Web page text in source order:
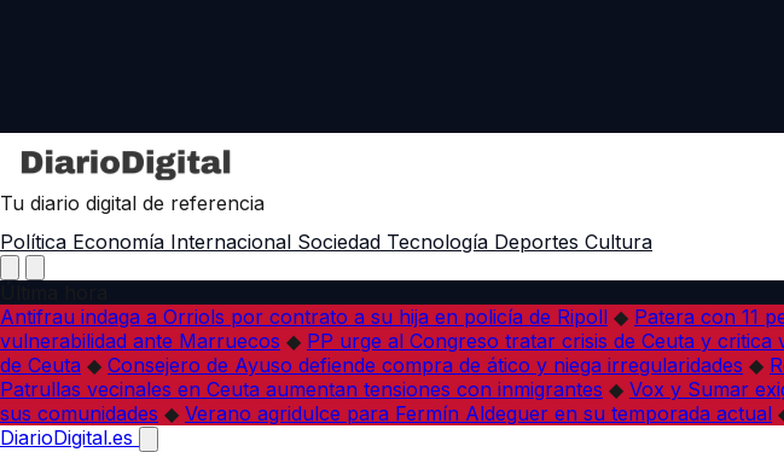
Tu diario digital de referencia
Política Economía Internacional Sociedad Tecnología Deportes Cultura
Antifrau indaga a Orriols por contrato a su hija en policía de Ripoll ◆ Patera con 11
vulnerabilidad ante Marruecos ◆ PP urge al Congreso tratar crisis de Ceuta y critica
de Ceuta ◆ Consejero de Ayuso defiende compra de ático y niega irregularidades ◆
Patrullas vecinales en Ceuta aumentan tensiones con inmigrantes ◆ Vox y Sumar
sus comunidades ◆ Verano agridulce para Fermín Aldeguer en su temporada actual
DiarioDigital.es